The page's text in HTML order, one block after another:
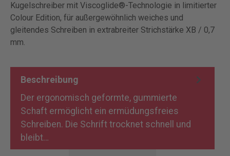
Kugelschreiber mit Viscoglide®-Technologie in limitierter
Colour Edition, für außergewöhnlich weiches und
gleitendes Schreiben in extrabreiter Strichstärke XB / 0,7
mm.
Beschreibung
Der ergonomisch geformte, gummierte
Schaft ermöglicht ein ermüdungsfreies
Schreiben. Die Schrift trocknet schnell und
bleibt…